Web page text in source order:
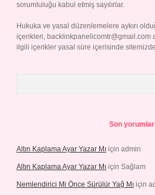
sorumluluğu kabul etmiş sayılırlar.
Hukuka ve yasal düzenlemelere aykırı
içerikleri, backlinkpanelicomtr@gmail.com
ilgili içerikler yasal süre içerisinde
Son yorumlar
Altın Kaplama Ayar Yazar Mı için admin
Altın Kaplama Ayar Yazar Mı için Sağlam
Nemlendirici Mi Önce Sürülür Yağ Mı için